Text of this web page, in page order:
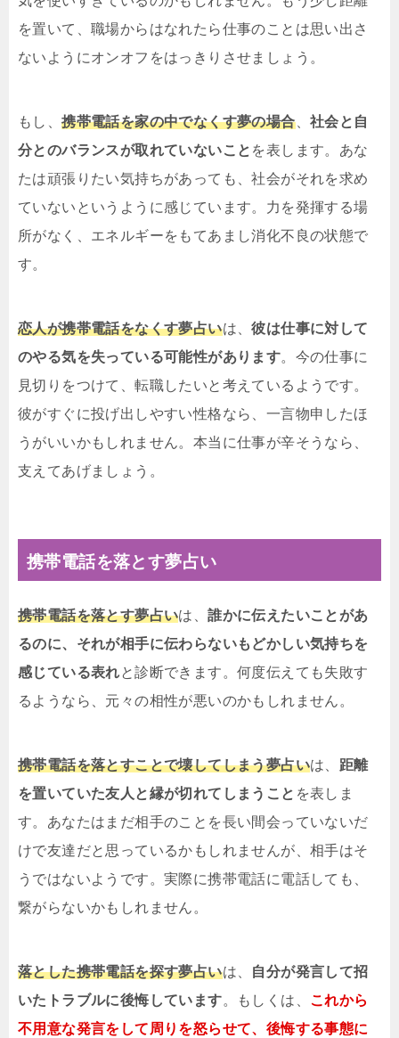
を置いて、職場からはなれたら仕事のことは思い出さ
ないようにオンオフをはっきりさせましょう。
もし、携帯電話を家の中でなくす夢の場合、社会と自
分とのバランスが取れていないこと を表します。あな
たは頑張りたい気持ちがあっても、社会がそれを求め
ていないというように感じています。力を発揮する場
所がなく、エネルギーをもてあまし消化不良の状態で
す。
恋人が携帯電話をなくす夢占いは、彼は仕事に対して
のやる気を失っている可能性があります。今の仕事に
見切りをつけて、転職したいと考えているようです。
彼がすぐに投げ出しやすい性格なら、一言物申したほ
うがいいかもしれません。本当に仕事が辛そうなら、
支えてあげましょう。
携帯電話を落とす夢占い
携帯電話を落とす夢占いは、誰かに伝えたいことがあ
るのに、それが相手に伝わらないもどかしい気持ちを
感じている表れと診断できます。何度伝えても失敗す
るようなら、元々の相性が悪いのかもしれません。
携帯電話を落とすことで壊してしまう夢占いは、 距離
を置いていた友人と縁が切れてしまうこと を表しま
す。あなたはまだ相手のことを長い間会っていないだ
けで友達だと思っているかもしれませんが、相手はそ
うではないようです。実際に携帯電話に電話しても、
繋がらないかもしれません。
落とした携帯電話を探す夢占いは、 自分が発言して招
いたトラブルに後悔しています。もしくは、 これから
不用意な発言をして周りを怒らせて、後悔する事態に